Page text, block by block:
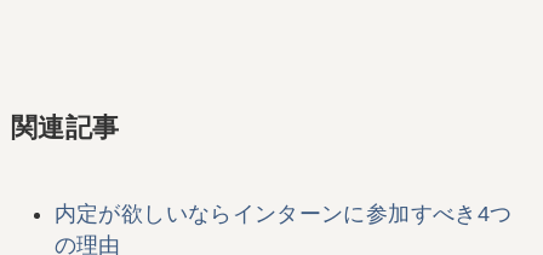
関連記事
内定が欲しいならインターンに参加すべき4つ
の理由